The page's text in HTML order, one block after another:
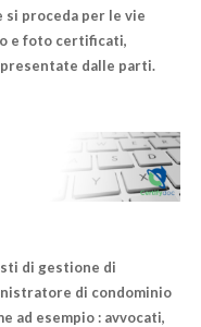
si proceda per le vie
e foto certificati,
dalle parti.
di gestione di
di condominio
ad esempio : avvocati,